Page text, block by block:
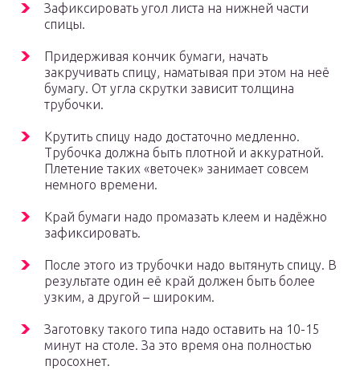
Зафиксировать угол листа на нижней части
спицы.
Придерживая кончик бумаги, начать
закручивать спицу, наматывая при этом на неё
бумагу. От угла скрутки зависит толщина
трубочки.
Крутить спицу надо достаточно медленно.
Трубочка должна быть плотной и аккуратной.
Плетение таких «веточек» занимает совсем
немного времени.
Край бумаги надо промазать клеем и надёжно
зафиксировать.
После этого из трубочки надо вытянуть спицу. В
результате один её край должен быть более
узким, а другой – широким.
Заготовку такого типа надо оставить на 10-15
минут на столе. За это время она полностью
просохнет.